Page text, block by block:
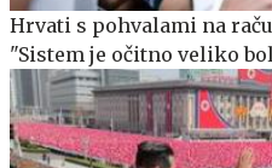
Hrvati s pohvalami na
"Sistem je očitno veliko